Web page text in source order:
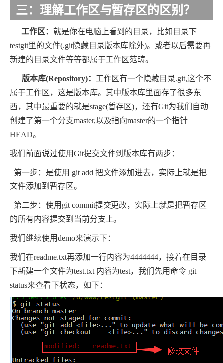
三：理解工作区与暂存区的区别？
工作区： 就是你在电脑上看到的目录，比如目录下
testgit里的文件(.git隐藏目录版本库除外)。或者以后需要再
新建的目录文件等等都属于工作区范畴。
版本库(Repository)： 工作区有一个隐藏目录.git,这个不
属于工作区，这是版本库。其中版本库里面存了很多东
西，其中最重要的就是stage(暂存区)，还有Git为我们自动
创建了第一个分支master,以及指向master的一个指针
HEAD。
我们前面说过使用Git提交文件到版本库有两步：
第一步：是使用 git add 把文件添加进去，实际上就是把
文件添加到暂存区。
第二步：使用git commit提交更改，实际上就是把暂存区
的所有内容提交到当前分支上。
我们继续使用demo来演示下：
我们在readme.txt再添加一行内容为4444444，接着在目录
下新建一个文件为test.txt 内容为test，我们先用命令 git
status来查看下状态，如下：